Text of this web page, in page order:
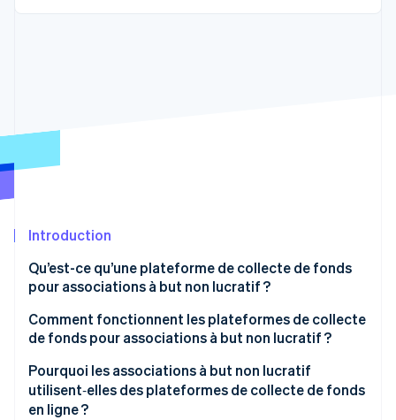
Découvrez les prochaines évolutions
Identity
Stripe Sessions 2026
Regarder la vidéo
Commerce en ligne
Introduction
Qu’est-ce qu’une plateforme de collecte de fonds
pour associations à but non lucratif ?
Comment fonctionnent les plateformes de collecte
de fonds pour associations à but non lucratif ?
Pourquoi les associations à but non lucratif
utilisent‑elles des plateformes de collecte de fonds
en ligne ?